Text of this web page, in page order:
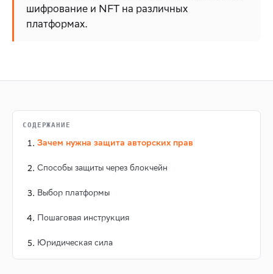
шифрование и NFT на различных
платформах.
СОДЕРЖАНИЕ
Зачем нужна защита авторских прав
Способы защиты через блокчейн
Выбор платформы
Пошаговая инструкция
Юридическая сила